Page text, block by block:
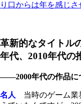
り口からは年を感じ
革新的なタイトル
年代、2010年代の
――2000年代の作品に
名人
当時のゲーム業